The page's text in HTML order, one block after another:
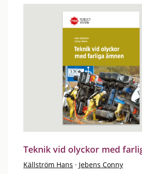
Teknik vid olyckor med
Källström Hans · Jebens Conny